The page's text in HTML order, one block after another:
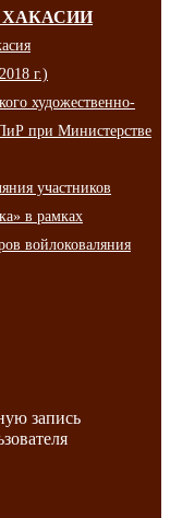
г.)
художественно-
при Министерстве
участников
в рамках
войлоковаляния
запись